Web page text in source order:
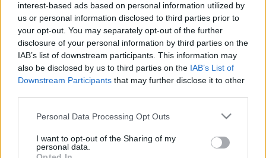
interest-based ads based on personal information utilized by
us or personal information disclosed to third parties prior to
your opt-out. You may separately opt-out of the further
disclosure of your personal information by third parties on the
IAB’s list of downstream participants. This information may
also be disclosed by us to third parties on the IAB’s List of
Downstream Participants that may further disclose it to other
Please note that this website/app uses one or more Google
not limited to your visit or usage behaviour. You may click to
grant or deny consent to Google and its third-party tags to
Personal Data Processing Opt Outs
I want to opt-out of the Sharing of my
personal data.
#allergia #influenza#cukorbetegség
#orvosmeteorológia#vérnyomás#stroke#rákbetegség
#pajzsmirigy #reflux #ekcéma #herpesz
Regisztráció
Fáradtság